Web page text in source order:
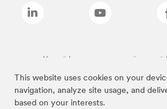
This website uses cookies on your
navigation, analyze site usage, and
based on your interests.
Varumärken som anges ovan är